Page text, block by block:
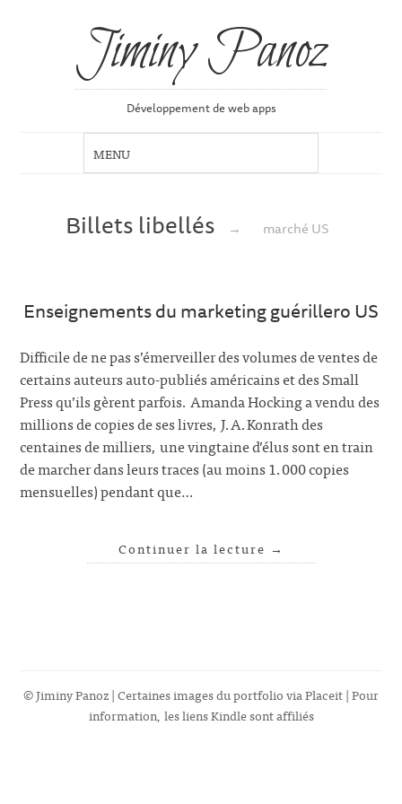
Jiminy Panoz
Développement de web apps
Billets libellés → marché US
Enseignements du marketing guérillero US
Difficile de ne pas s’émerveiller des volumes de ventes de
certains auteurs auto-publiés américains et des Small
Press qu’ils gèrent parfois. Amanda Hocking a vendu des
millions de copies de ses livres, J.A.Konrath des
centaines de milliers, une vingtaine d’élus sont en train
de marcher dans leurs traces (au moins 1.000 copies
mensuelles) pendant que…
Continuer la lecture →
© Jiminy Panoz | Certaines images du portfolio viaPlaceit| Pour
information, les liens Kindle sont affiliés